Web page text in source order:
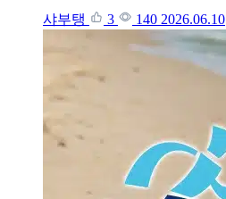
샤부탱 3 140 2026.06.10